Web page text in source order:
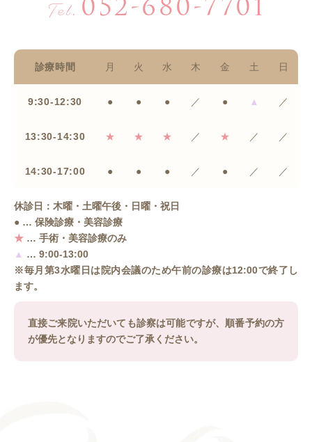
Tel.
診療時間 月 火 水 木 金 土 日
9:30-12:30 ● ● ● ／ ● ▲ ／
13:30-14:30 ★ ★ ★ ／ ★ ／ ／
14:30-17:00 ● ● ● ／ ● ／ ／
休診日：木曜・土曜午後・日曜・祝日
● … 保険診療・美容診療
★ … 手術・美容診療のみ
▲ … 9:00-13:00
※毎月第3水曜日は院内会議のため午前の診療は12:00で終了し
ます。
直接ご来院いただいても診察は可能ですが、順番予約の方
が優先となりますのでご了承ください。